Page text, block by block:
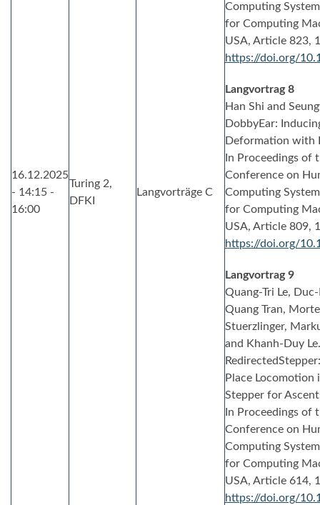
16.12.2025
- 14:15 -
16:00
Turing 2,
DFKI
Langvorträge C
Computing
for Computing
USA, Article 823,
https://doi.org/
Langvortrag 8
Han Shi and
DobbyEar:
Deformation with
In Proceedings of
Conference on
Computing
for Computing
USA, Article 809,
https://doi.org/
Langvortrag 9
Quang-Tri Le,
Quang Tran,
Stuerzlinger,
and Khanh-Duy
Place Locomotion
Stepper for
In Proceedings of
Conference on
Computing
for Computing
USA, Article 614,
https://doi.org/